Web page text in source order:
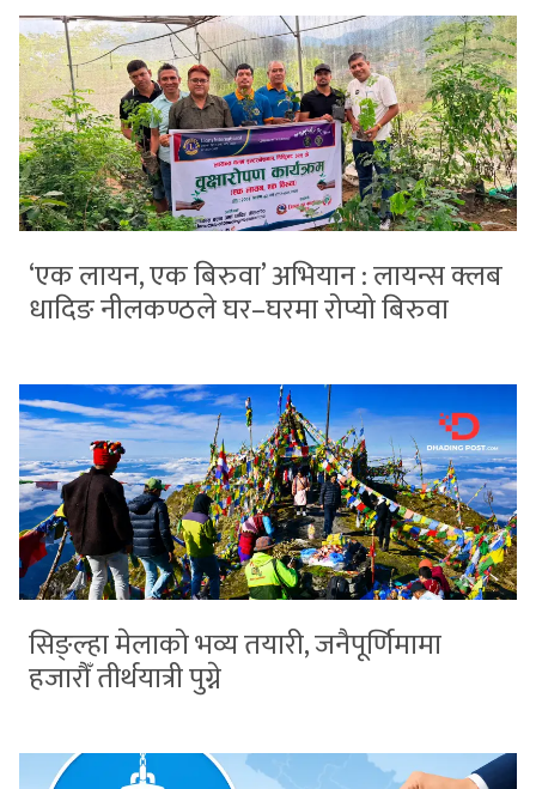
‘एक लायन, एक बिरुवा’ अभियान : लायन्स क्लब
धादिङ नीलकण्ठले घर–घरमा रोप्यो बिरुवा
सिङ्ल्हा मेलाको भव्य तयारी, जनैपूर्णिमामा
हजारौँ तीर्थयात्री पुग्ने